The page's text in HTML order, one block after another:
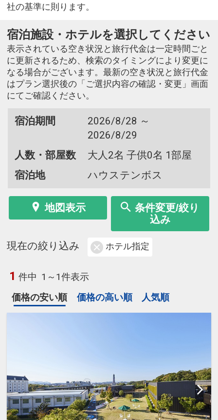
社の基準に則ります。
宿泊施設・ホテルを選択してください
表示されている空き状況と旅行代金は一定時間ごと
に更新されるため、検索のタイミングにより変更に
なる場合がございます。最新の空き状況と旅行代金
はプラン選択後の「ご選択内容の確認・変更」画面
にてご確認ください。
宿泊期間
2026/8/28 ～
2026/8/29
人数・部屋数
大人2名 子供0名 1部屋
宿泊地
ハウステンボス
地図表示
条件変更/絞り
込み
現在の絞り込み ホテル指定
1 件中 1～1件表示
価格の安い順
価格の高い順 人気順